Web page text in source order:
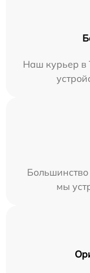
Наш курьер в
мы